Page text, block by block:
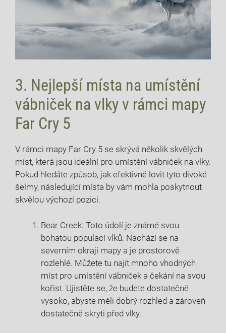
3. Nejlepší místa na umístění
vábniček na vlky v rámci mapy
Far Cry 5
V rámci mapy Far Cry 5 se skrývá několik skvělých
míst, která jsou ideální pro umístění vábniček na vlky.
Pokud hledáte způsob, jak efektivně lovit tyto divoké
šelmy, následující místa by vám mohla poskytnout
skvělou výchozí pozici.
Bear Creek: Toto údolí je známé svou
bohatou populací vlků. Nachází se na
severním okraji mapy a je prostorově
rozlehlé. Můžete tu najít mnoho vhodných
míst pro umístění vábniček a čekání na svou
kořist. Ujistěte se, že budete dostatečně
vysoko, abyste měli dobrý rozhled a zároveň
dostatečně skryti před vlky.